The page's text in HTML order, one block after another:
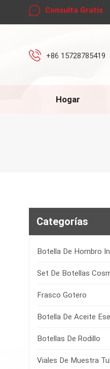
Consulta Gratis
+86 15728785419
Hogar
Categorías
Botella De Hombro
Set De Botellas
Frasco Gotero
Botella De Aceite
Botellas De Rodillo
Viales De Muestra